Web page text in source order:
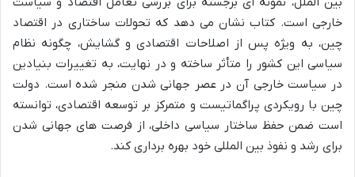
خارجی است. کتاب نشان می دهد که تحولات ساختاری در اقتصاد
چین، به ویژه پس از اصلاحات اقتصادی و گشایش، چگونه نظام
سیاسی این کشور را متأثر ساخته و در نهایت، به تغییرات بنیادین
در سیاست خارجی آن در عصر جهانی شدن منجر شده است. دولت
چین با رویکردی پراگماتیست و متمرکز بر توسعه اقتصادی، توانسته
است ضمن حفظ ساختار سیاسی داخلی، از فرصت های جهانی شدن
برای رشد و نفوذ بین المللی خود بهره برداری کند.